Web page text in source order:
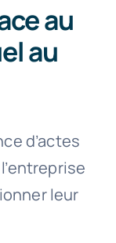
au
au
d’actes
leur